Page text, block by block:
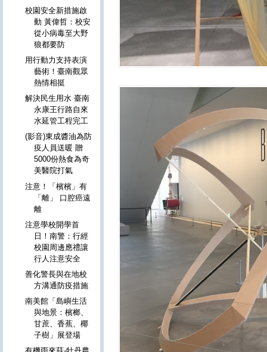
校園安全新措施啟
動 黃偉哲：校安
從小病毒至大野
狼都要防
用行動力支持表演
藝術！臺南觀眾
熱情相挺
解決民生用水 臺南
永康王行路自來
水延管工程完工
(影音)東成醬油為防
疫人員送暖 贈
5000份熱食為奇
美醫院打氣
注意！「檳檳」有
「離」 口腔癌遠
離
注意學校開學首
日！南警：行經
校園周邊應禮讓
行人注意安全
善化警長與在地校
方溝通防疫措施
南美館「島嶼生活
與地景：檳榔、
甘蔗、香蕉、椰
子樹」展登場